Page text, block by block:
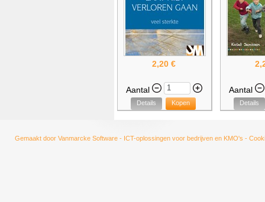
2,20 €
Aantal
Details Kopen
Aantal
Details
Gemaakt door Vanmarcke Software - ICT-oplossingen voor bedrijven en KMO's -